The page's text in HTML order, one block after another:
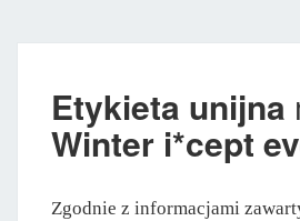
Etykieta unijna
Winter i*cept
Zgodnie z informacjami